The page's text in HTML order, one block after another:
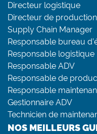
Directeur logistique
Directeur de production
Supply Chain Manager
Responsable bureau
Responsable logistique
Responsable ADV
Responsable de
Responsable
Gestionnaire ADV
Technicien de
NOS MEILLEURS